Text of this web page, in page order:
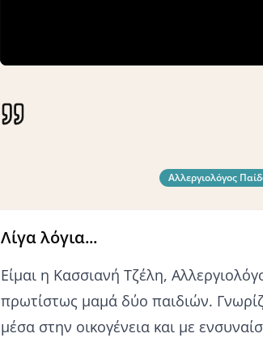
Αλλεργιολόγος
Λίγα λόγια...
Είμαι η Κασσιανή Τζέλη,
πρωτίστως μαμά δύο παιδιών.
μέσα στην οικογένεια και με